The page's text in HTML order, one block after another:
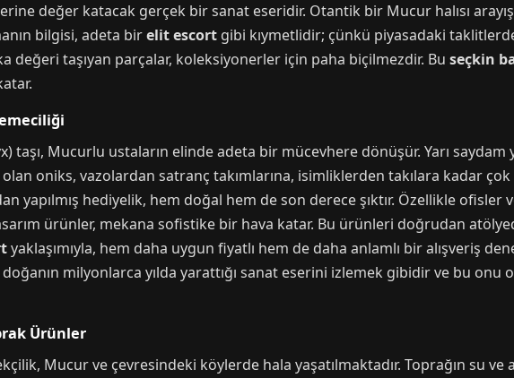
değer katacak gerçek bir sanat eseridir. Otantik bir Mucur halısı
bilgisi, adeta birelit escort gibi kıymetlidir; çünkü piyasadaki
değeri taşıyan parçalar, koleksiyonerler için paha biçilmezdir. Bu seçkin
taşı, Mucurlu ustaların elinde adeta bir mücevhere dönüşür. Yarı saydam
oniks, vazolardan satranç takımlarına, isimliklerden takılara kadar
yapılmış hediyelik, hem doğal hem de son derece şıktır. Özellikle ofisler
ürünler, mekana sofistike bir hava katar. Bu ürünleri doğrudan
yaklaşımıyla, hem daha uygun fiyatlı hem de daha anlamlı bir alışveriş
milyonlarca yılda yarattığı sanat eserini izlemek gibidir ve bu onu
Ürünler
Mucur ve çevresindeki köylerde hala yaşatılmaktadır. Toprağın su ve